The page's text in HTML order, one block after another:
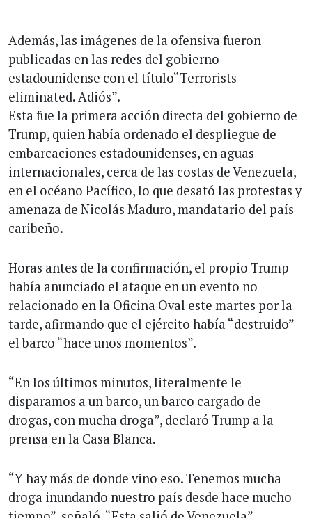
Además, las imágenes de la ofensiva fueron
publicadas en las redes del gobierno
estadounidense con el título“Terrorists
eliminated. Adiós”.
Esta fue la primera acción directa del gobierno de
Trump, quien había ordenado el despliegue de
embarcaciones estadounidenses, en aguas
internacionales, cerca de las costas de Venezuela,
en el océano Pacífico, lo que desató las protestas y
amenaza de Nicolás Maduro, mandatario del país
caribeño.
Horas antes de la confirmación, el propio Trump
había anunciado el ataque en un evento no
relacionado en la Oficina Oval este martes por la
tarde, afirmando que el ejército había “destruido”
el barco “hace unos momentos”.
“En los últimos minutos, literalmente le
disparamos a un barco, un barco cargado de
drogas, con mucha droga”, declaró Trump a la
prensa en la Casa Blanca.
“Y hay más de donde vino eso. Tenemos mucha
droga inundando nuestro país desde hace mucho